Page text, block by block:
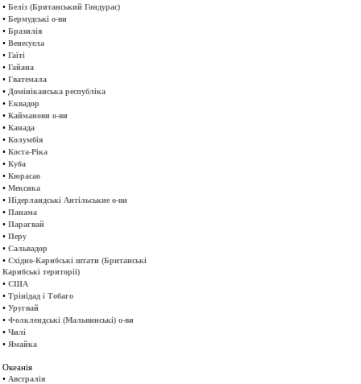
• Беліз (Британський Гондурас)
• Бермудські о-ви
• Бразилія
• Венесуела
• Гаїті
• Гайана
• Гватемала
• Домініканська республіка
• Еквадор
• Кайманови о-ви
• Канада
• Колумбія
• Коста-Ріка
• Куба
• Кюрасао
• Мексика
• Нідерландські Антільськие о-ви
• Панама
• Парагвай
• Перу
• Сальвадор
• Східно-Карибські штати (Британські
Карибські території)
• США
• Трінідад і Тобаго
• Уругвай
• Фолклендські (Мальвинські) о-ви
• Чилі
• Ямайка
Океанія
• Австралія